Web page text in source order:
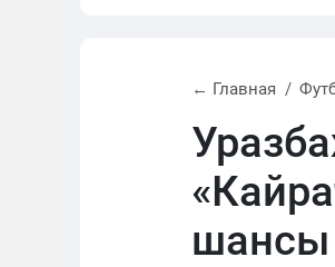
← Главная
шансы